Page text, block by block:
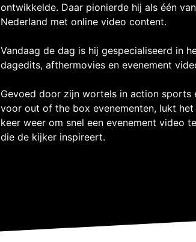
ontwikkelde. Daar pionierde hij als één
Nederland met online video content.
Vandaag de dag is hij gespecialiseerd in
dagedits, afthermovies en evenement
Gevoed door zijn wortels in action sports
voor out of the box evenementen, lukt het
keer weer om snel een evenement video
die de kijker inspireert.